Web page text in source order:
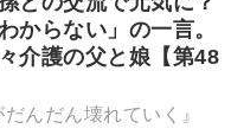
からない」の一言。
介護の父と娘【第48
んだん壊れていく』